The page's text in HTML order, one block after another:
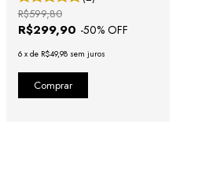
R$299,90 -50% OFF
R$599,80
6 x de R$49,98 sem juros